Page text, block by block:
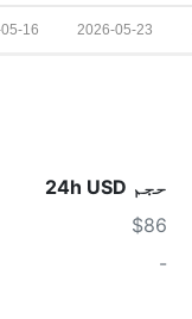
2026-05-23
16
حجم 24h USD
$86
-